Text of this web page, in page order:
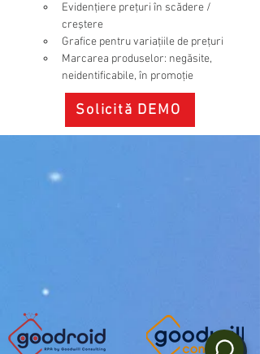
Evidenţiere preţuri în scădere /
creştere
Grafice pentru variaţiile de preţuri
Marcarea produselor: negăsite,
neidentificabile, în promoţie
Solicită DEMO